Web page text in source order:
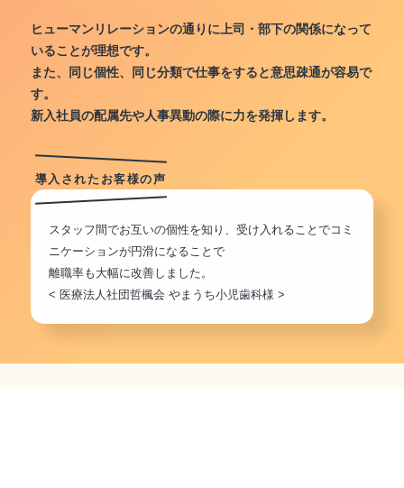
ヒューマンリレーションの通りに上司・部下の関係になって
いることが理想です。
また、同じ個性、同じ分類で仕事をすると意思疎通が容易で
す。
新入社員の配属先や人事異動の際に力を発揮します。
導入されたお客様の声
スタッフ間でお互いの個性を知り、受け入れることでコミ
ニケーションが円滑になることで
離職率も大幅に改善しました。
< 医療法人社団哲楓会 やまうち小児歯科様 >